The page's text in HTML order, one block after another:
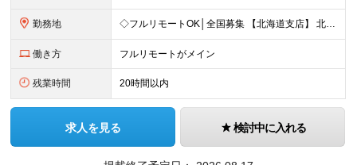
勤務地 ◇フルリモートOK│全国募集 【北海道支店】 北海道札幌市中央区南一条西2丁目5番地 ※(変更の範囲)上記を除く当社関連勤務地 ※通勤不要
働き方 フルリモートがメイン
残業時間 20時間以内
求人を見る 検討中に入れる